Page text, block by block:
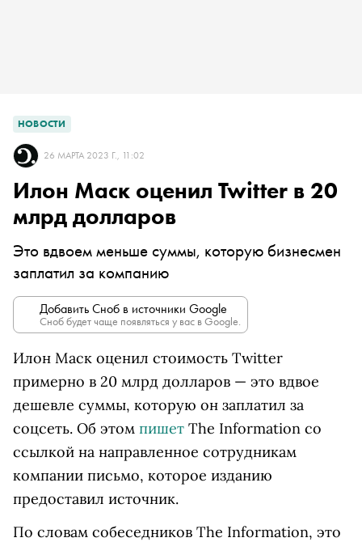
НОВОСТИ
26 МАРТА 2023 Г., 11:02
Илон Маск оценил Twitter в 20
млрд долларов
Это вдвоем меньше суммы, которую бизнесмен
заплатил за компанию
Добавить Сноб в источники Google
Сноб будет чаще появляться у вас в Google.
Илон Маск оценил стоимость Twitter
примерно в 20 млрд долларов — это вдвое
дешевле суммы, которую он заплатил за
соцсеть. Об этом пишет The Information со
ссылкой на направленное сотрудникам
компании письмо, которое изданию
предоставил источник.
По словам собеседников The Information, это